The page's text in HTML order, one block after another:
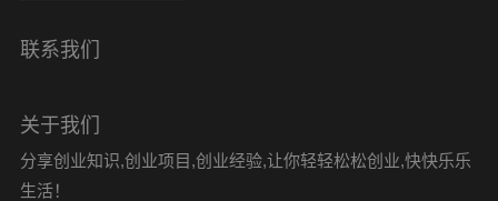
联系我们
关于我们
分享创业知识,创业项目,创业经验,让你轻轻松松创业,快快乐乐
生活！